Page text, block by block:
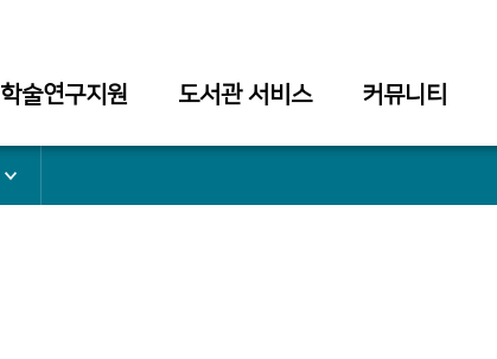
학술연구지원 도서관 서비스 커뮤니티